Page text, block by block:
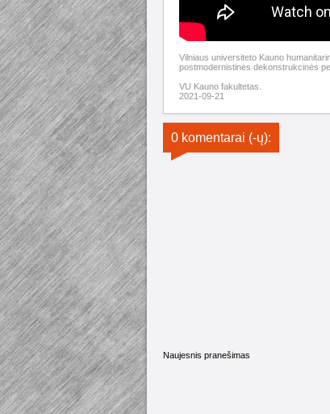
Vilniaus universiteto Kauno
postmodernistinės dekonstrukcinės
VU Kauno fakultetas.
2021-09-21
0 komentarai (-ų):
Naujesnis pranešimas